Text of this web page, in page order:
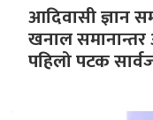
आदिवासी ज्ञान
खनाल समानान्तर
पहिलो पटक